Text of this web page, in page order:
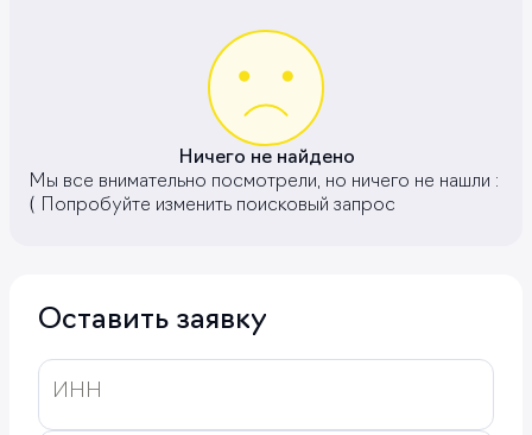
Ничего не найдено
Мы все внимательно посмотрели, но ничего не нашли :
( Попробуйте изменить поисковый запрос
Оставить заявку
ИНН